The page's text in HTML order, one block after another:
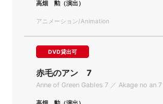
高畑 勲（演出）
アニメーション/Animation
DVD貸出可
赤毛のアン 7
Anne of Green Gables 7 ／ Akage no an 7